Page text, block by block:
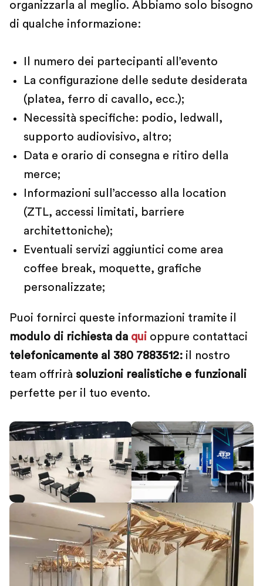
organizzarla al meglio. Abbiamo solo bisogno
di qualche informazione:
Il numero dei partecipanti all’evento
La configurazione delle sedute desiderata
(platea, ferro di cavallo, ecc.);
Necessità specifiche: podio, ledwall,
supporto audiovisivo, altro;
Data e orario di consegna e ritiro della
merce;
Informazioni sull’accesso alla location
(ZTL, accessi limitati, barriere
architettoniche);
Eventuali servizi aggiuntici come area
coffee break, moquette, grafiche
personalizzate;
Puoi fornirci queste informazioni tramite il
modulo di richiesta da qui oppure contattaci
telefonicamente al 380 7883512: il nostro
team offrirà soluzioni realistiche e funzionali
perfette per il tuo evento.